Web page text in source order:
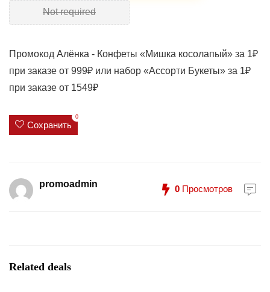
Not required
Промокод Алёнка - Конфеты «Мишка косолапый» за 1₽
при заказе от 999₽ или набор «Ассорти Букеты» за 1₽
при заказе от 1549₽
Сохранить
0
promoadmin 0 Просмотров
Related deals